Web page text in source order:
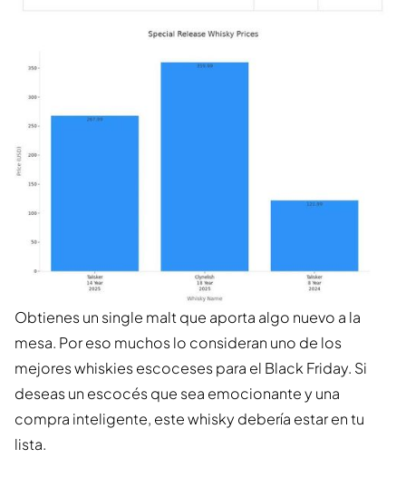
Obtienes un single malt que aporta algo nuevo a la
mesa. Por eso muchos lo consideran uno de los
mejores whiskies escoceses para el Black Friday. Si
deseas un escocés que sea emocionante y una
compra inteligente, este whisky debería estar en tu
lista.